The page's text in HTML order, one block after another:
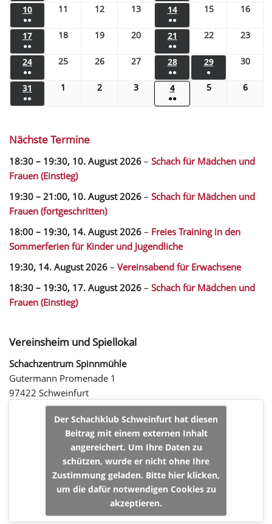
10
●●
11 12 13 14
●●
15 16
17
●●
18 19 20 21
●●
22 23
24
●●
25 26 27 28
●●
29
●
30
31
●●
1 2 3 4
●●
5 6
Nächste Termine
18:30 – 19:30, 10. August 2026 – Schach für Mädchen und
Frauen (Einstieg)
19:30 – 21:00, 10. August 2026 – Schach für Mädchen und
Frauen (fortgeschritten)
18:00 – 19:30, 14. August 2026 – Freies Training in den
Sommerferien für Kinder und Jugendliche
19:30, 14. August 2026 – Vereinsabend für Erwachsene
18:30 – 19:30, 17. August 2026 – Schach für Mädchen und
Frauen (Einstieg)
Vereinsheim und Spiellokal
Schachzentrum Spinnmühle
Gutermann Promenade 1
97422 Schweinfurt
Der Schachklub Schweinfurt hat diesen
Beitrag mit einem externen Inhalt
angereichert. Um Ihre Daten zu
schützen, wurde er nicht ohne Ihre
Zustimmung geladen. Bitte hier klicken,
um die dafür notwendigen Cookies zu
akzeptieren.